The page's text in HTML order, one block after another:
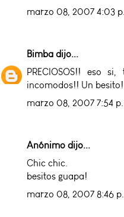
marzo 08, 2007 4:03
Bimba dijo...
PRECIOSOS!! eso
incomodos!! Un
marzo 08, 2007 7:54
Anónimo dijo...
Chic chic.
besitos guapa!
marzo 08, 2007 8:46